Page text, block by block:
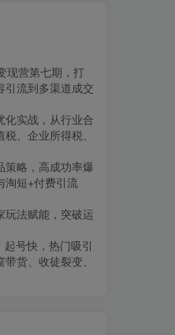
现营第七期，打
引流到多渠道成交
化实战，从行业合
、企业所得税、
策略，高成功率爆
淘短+付费引流
玩法赋能，突破运
号快，热门吸引
货、收徒裂变、